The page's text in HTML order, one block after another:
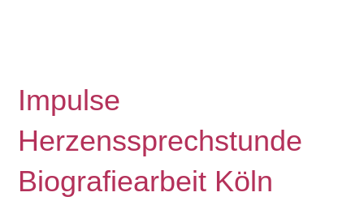
Impulse
Herzenssprechstunde
Biografiearbeit Köln